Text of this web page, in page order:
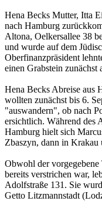
Hena Becks Mutter, Itta
nach Hamburg
Altona, Oelkersallee 38
und wurde auf dem
Oberfinanzpräsident
einen Grabstein zunächst
Hena Becks Abreise aus
wollten zunächst bis 6.
"auswandern", ob nach
ersichtlich. Während des
Hamburg hielt sich
Zbaszyn, dann in Krakau
Obwohl der
bereits verstrichen war,
Adolfstraße 131. Sie
Getto Litzmannstadt